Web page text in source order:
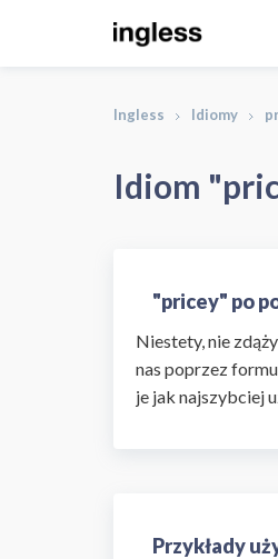
Ingless Idiomy
Idiom
"pricey" po
Niestety, nie
nas poprzez
je jak najszybciej
Przykłady